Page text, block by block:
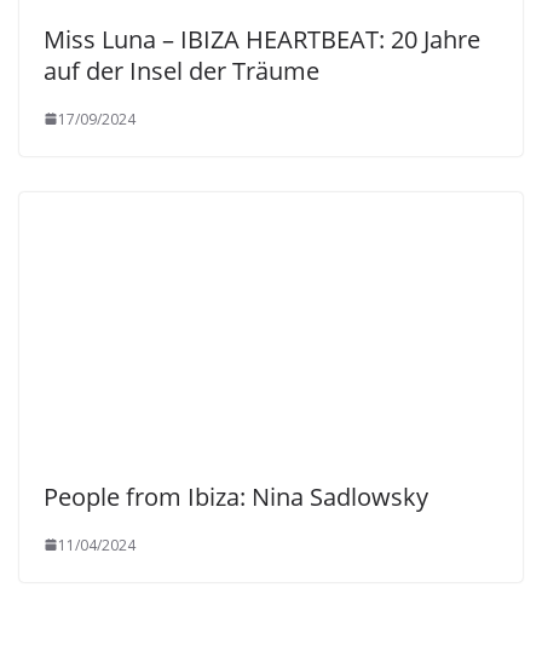
Miss Luna – IBIZA HEARTBEAT: 20 Jahre
auf der Insel der Träume
17/09/2024
People from Ibiza: Nina Sadlowsky
11/04/2024